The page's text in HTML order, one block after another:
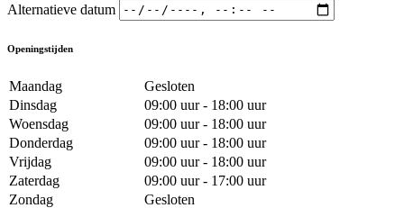
Alternatieve datum
Openingstijden
Maandag
Gesloten
Dinsdag
09:00 uur - 18:00 uur
Woensdag
09:00 uur - 18:00 uur
Donderdag
09:00 uur - 18:00 uur
Vrijdag
09:00 uur - 18:00 uur
Zaterdag
09:00 uur - 17:00 uur
Zondag
Gesloten